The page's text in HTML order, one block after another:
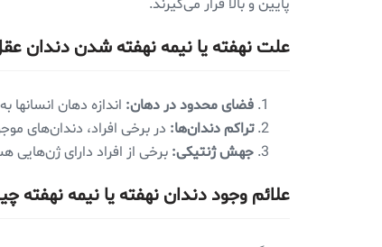
پایین و بالا قرار می‌گیرند.
علت نهفته یا نیمه نهفته شدن دندان
فضای محدود در دهان: اندازه‌ دهان
تراکم دندان‌ها: در برخی افراد، دندان‌های
جهش ژنتیکی: برخی از افراد دارای
علائم وجود دندان نهفته یا نیمه نهفته